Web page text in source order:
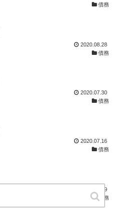
債務
2020.08.28
債務
2020.07.30
債務
2020.07.16
債務
2020.06.09
債務